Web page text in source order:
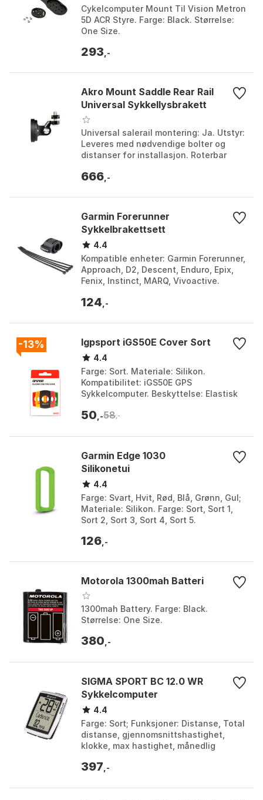
Cykelcomputer Mount Til Vision Metron
5D ACR Styre. Farge: Black. Størrelse:
One Size.
293 ,-
Akro Mount Saddle Rear Rail
Universal Sykkellysbrakett
Universal salerail montering: Ja. Utstyr:
Leveres med nødvendige bolter og
distanser for installasjon. Roterbar
Lettvekt:...
666 ,-
Garmin Forerunner
Sykkelbrakettsett
4.4
Kompatible enheter: Garmin Forerunner,
Approach, D2, Descent, Enduro, Epix,
Fenix, Instinct, MARQ, Vivoactive.
124 ,-
-13% Igpsport iGS50E Cover Sort
4.4
Farge: Sort. Materiale: Silikon.
Kompatibilitet: iGS50E GPS
Sykkelcomputer. Beskyttelse: Elastisk
50 ,-58 ,-
Garmin Edge 1030
Silikonetui
4.4
Farge: Svart, Hvit, Rød, Blå, Grønn, Gul;
Materiale: Silikon. Farge: Sort, Sort 1,
Sort 2, Sort 3, Sort 4, Sort 5.
126 ,-
Motorola 1300mah Batteri
1300mah Battery. Farge: Black.
Størrelse: One Size.
380 ,-
SIGMA SPORT BC 12.0 WR
Sykkelcomputer
4.4
Farge: Sort; Funksjoner: Distanse, Total
distanse, gjennomsnittshastighet,
klokke, max hastighet, månedlig
gjennomsnittha...
397 ,-